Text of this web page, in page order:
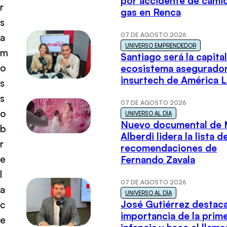
r
s
a
m
o
s
s
o
b
r
e
l
a
c
e
gas en Renca
07 DE AGOSTO 2026
UNIVERSO EMPRENDEDOR
Santiago será la
ecosistema
insurtech de América
07 DE AGOSTO 2026
UNIVERSO AL DÍA
Nuevo documental de
Alberdi lidera la lista
recomendaciones de
Fernando Zavala
07 DE AGOSTO 2026
UNIVERSO AL DÍA
José Gutiérrez
importancia de la